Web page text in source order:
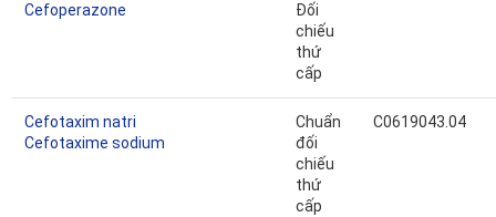
Cefoperazone
Đối
chiếu
thứ
cấp
Cefotaxim natri
Cefotaxime sodium
Chuẩn
đối
chiếu
thứ
cấp
C0619043.04